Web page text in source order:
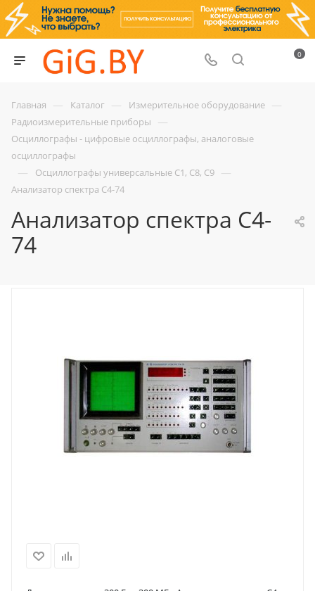
0
Главная — Каталог — Измерительное оборудование —
Радиоизмерительные приборы —
Осциллографы - цифровые осциллографы, аналоговые
осциллографы
— Осциллографы универсальные С1, С8, С9 —
Анализатор спектра С4-74
Анализатор спектра С4-
74